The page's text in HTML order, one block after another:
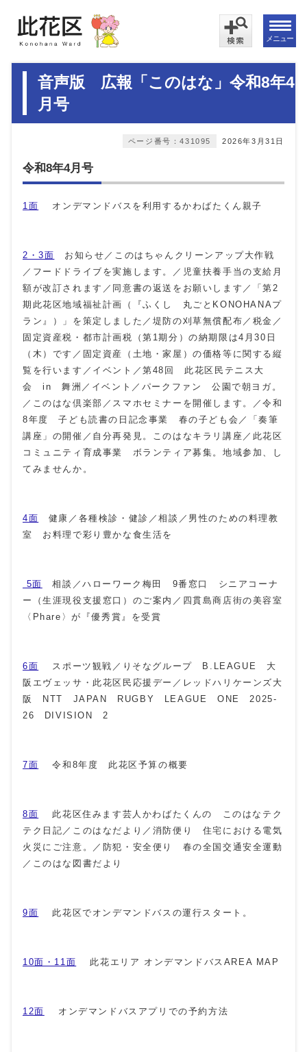
メニュー
音声版 広報「このはな」令和8年4
月号
2026年3月31日
ページ番号：431095
令和8年4月号
1面 オンデマンドバスを利用するかわばたくん親子
2・3面 お知らせ／このはちゃんクリーンアップ大作戦
／フードドライブを実施します。／児童扶養手当の支給月
額が改訂されます／同意書の返送をお願いします／「第2
期此花区地域福祉計画（『ふくし 丸ごとKONOHANAプ
ラン』）」を策定しました／堤防の刈草無償配布／税金／
固定資産税・都市計画税（第1期分）の納期限は4月30日
（木）です／固定資産（土地・家屋）の価格等に関する縦
覧を行います／イベント／第48回 此花区民テニス大
会 in 舞洲／イベント／パークファン 公園で朝ヨガ。
／このはな倶楽部／スマホセミナーを開催します。／令和
8年度 子ども読書の日記念事業 春の子ども会／「奏筆
講座」の開催／自分再発見。このはなキラリ講座／此花区
コミュニティ育成事業 ボランティア募集。地域参加、し
てみませんか。
4面 健康／各種検診・健診／相談／男性のための料理教
室 お料理で彩り豊かな食生活を
5面
相談／ハローワーク梅田 9番窓口 シニアコーナ
ー（生涯現役支援窓口）のご案内／四貫島商店街の美容室
〈Phare〉が『優秀賞』を受賞
6面 スポーツ観戦／りそなグループ B.LEAGUE 大
阪エヴェッサ・此花区民応援デー／レッドハリケーンズ大
阪 NTT JAPAN RUGBY LEAGUE ONE 2025-
26 DIVISION 2
7面 令和8年度 此花区予算の概要
8面 此花区住みます芸人かわばたくんの このはなテク
テク日記／このはなだより／消防便り 住宅における電気
火災にご注意。／防犯・安全便り 春の全国交通安全運動
／このはな図書だより
9面 此花区でオンデマンドバスの運行スタート。
10面・11面 此花エリア オンデマンドバスAREA MAP
12面 オンデマンドバスアプリでの予約方法